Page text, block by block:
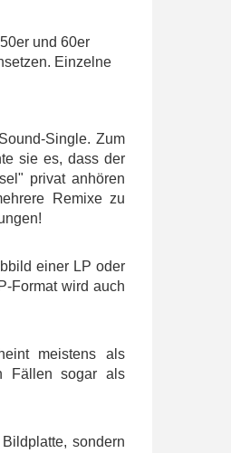
und 60er
Einzelne
Single. Zum
sie es, dass der
privat anhören
Remixe zu
einer LP oder
Format wird auch
meistens als
Fällen sogar als
sondern